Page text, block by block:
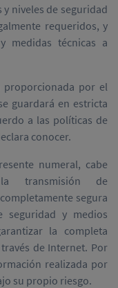
niveles de seguridad
requeridos, y
medidas técnicas a
proporcionada por el
guardará en estricta
a las políticas de
conocer.
numeral, cabe
la transmisión de
segura
seguridad y medios
la completa
de Internet. Por
realizada por
su propio riesgo.